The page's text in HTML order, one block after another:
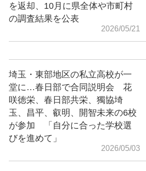
を返却、10月に県全体や市町村
の調査結果を公表
2026/05/21
埼玉・東部地区の私立高校が一
堂に…春日部で合同説明会 花
咲徳栄、春日部共栄、獨協埼
玉、昌平、叡明、開智未来の6校
が参加 「自分に合った学校選
びを進めて」
2026/05/03